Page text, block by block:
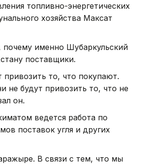
топливно-энергетических
хозяйства Максат
почему именно Шубаркульский
поставщики.
то, что покупают.
не будут привозить то, что не
он.
ведется работа по
поставок угля и других
В связи с тем, что мы